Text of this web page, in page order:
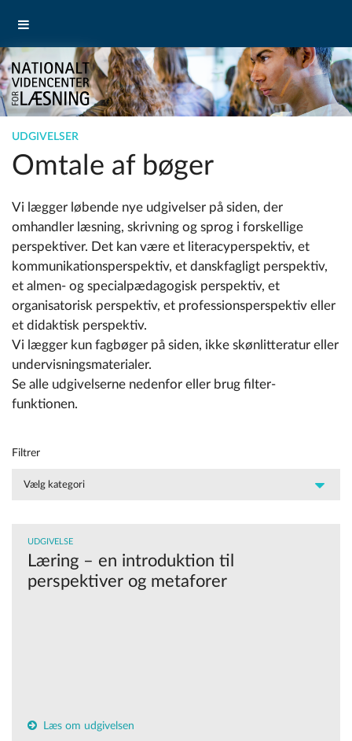
UDGIVELSER
Omtale af bøger
Vi lægger løbende nye udgivelser på siden, der
omhandler læsning, skrivning og sprog i forskellige
perspektiver. Det kan være et literacyperspektiv, et
kommunikationsperspektiv, et danskfagligt perspektiv,
et almen- og specialpædagogisk perspektiv, et
organisatorisk perspektiv, et professionsperspektiv eller
et didaktisk perspektiv.
Vi lægger kun fagbøger på siden, ikke skønlitteratur eller
undervisningsmaterialer.
Se alle udgivelserne nedenfor eller brug filter-
funktionen.
Filtrer
UDGIVELSE
Læring – en introduktion til
perspektiver og metaforer
Læs om udgivelsen